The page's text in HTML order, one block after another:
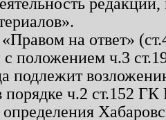
«Правом на ответ»
с положением ч.3
подлежит
ч.2 ст.152